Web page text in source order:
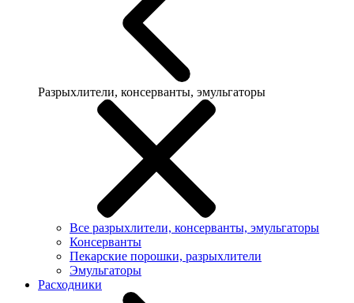
Разрыхлители, консерванты, эмульгаторы
Все разрыхлители, консерванты, эмульгаторы
Консерванты
Пекарские порошки, разрыхлители
Эмульгаторы
Расходники